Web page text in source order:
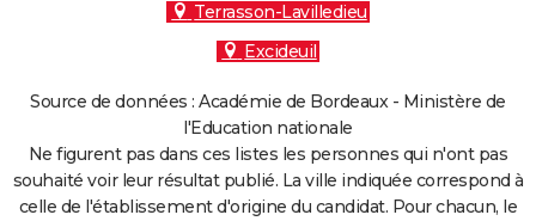
Terrasson-Lavilledieu
Excideuil
Source de données : Académie de Bordeaux - Ministère de
l'Education nationale
Ne figurent pas dans ces listes les personnes qui n'ont pas
souhaité voir leur résultat publié. La ville indiquée correspond à
celle de l'établissement d'origine du candidat. Pour chacun, le